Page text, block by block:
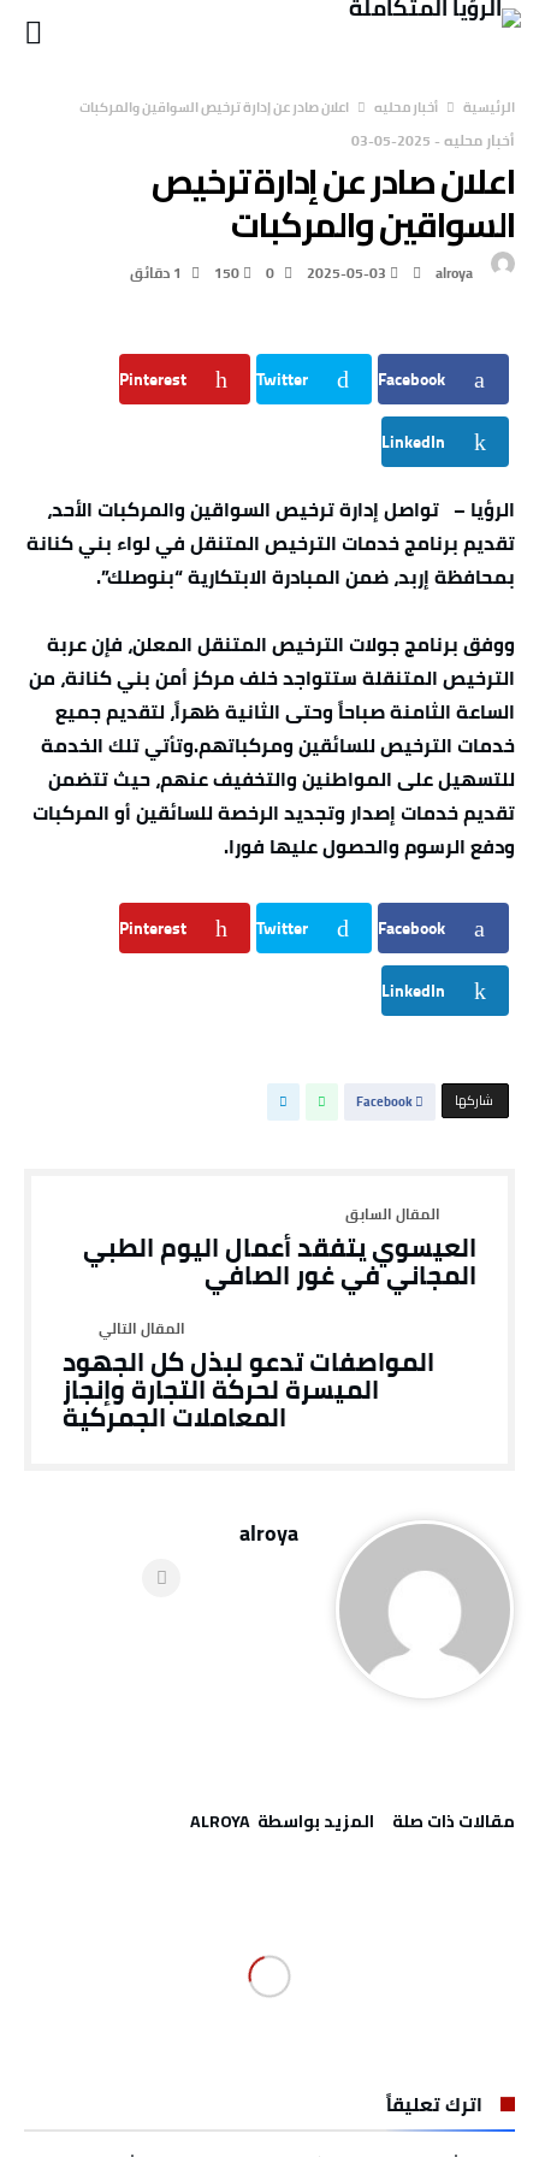
‫الرئيسية‬ أخبار محليه اعلان صادر عن إدارة ترخيص السواقين والمركبات
أخبار محليه-
2025-05-03
اعلان صادر عن إدارة ترخيص
السواقين والمركبات
alroya
2025-05-03
150 1 ‫دقائق‬
Facebook
Twitter
Pinterest
LinkedIn
الرؤيا – تواصل إدارة ترخيص السواقين والمركبات الأحد،
تقديم برنامج خدمات الترخيص المتنقل في لواء بني كنانة
بمحافظة إربد، ضمن المبادرة الابتكارية “بنوصلك”.
ووفق برنامج جولات الترخيص المتنقل المعلن، فإن عربة
الترخيص المتنقلة ستتواجد خلف مركز أمن بني كنانة، من
الساعة الثامنة صباحاً وحتى الثانية ظهراً، لتقديم جميع
خدمات الترخيص للسائقين ومركباتهم.وتأتي تلك الخدمة
للتسهيل على المواطنين والتخفيف عنهم، حيث تتضمن
تقديم خدمات إصدار وتجديد الرخصة للسائقين أو المركبات
ودفع الرسوم والحصول عليها فورا.
Facebook
Twitter
Pinterest
LinkedIn
‫‫ شاركها‬ Facebook
العيسوي يتفقد أعمال اليوم الطبي
المجاني في غور الصافي
المواصفات تدعو لبذل كل الجهود
الميسرة لحركة التجارة وإنجاز
المعاملات الجمركية
alroya
‫مقالات ذات صلة‬ ‫‫المزيد بواسطة‬ ‬ ALROYA
اترك تعليقاً